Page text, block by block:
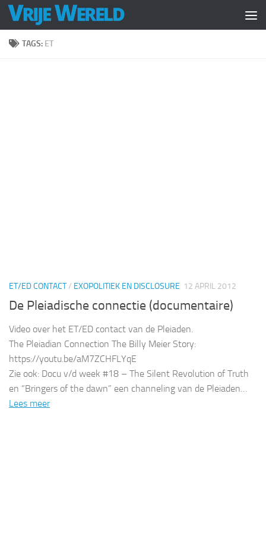
Doorgaan naar inhoud
TAGS: ET
ET/ED CONTACT/ EXOPOLITIEK EN DISCLOSURE 12 APRIL 2012
De Pleiadische connectie (documentaire)
Video over het ET/ED contact van de Pleiaden.
The Pleiadian Connection The Billy Meier Story:
https://youtu.be/aM7ZCHFLYqE
Zie ook: Docu v/d week #18 – The Silent Revolution of Truth
en “Bringers of the dawn” een channeling van de Pleiaden…
Lees meer